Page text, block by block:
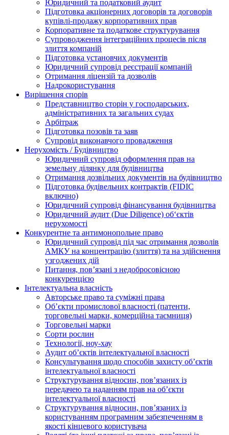
Юридичний та податковий аудит
Підготовка акціонерних договорів та договорів
купівлі-продажу корпоративних прав
Корпоративне та податкове структурування
Супроводження інтеграційних процесів після
злиття компаній
Підготовка установчих документів
Юридичний супровід реєстрації компаній
Отримання ліцензій та дозволів
Надрокористування
Вирішення спорів
Представництво сторін у господарських,
адміністративних та загальних судах
Арбітраж
Підготовка позовів та заяв
Супровід виконавчого провадження
Нерухомість / Будівництво
Юридичний супровід оформлення прав на
земельну ділянку для будівництва
Отримання дозвільних документів на будівництво
Підготовка будівельних контрактів (FIDIC
включно)
Юридичний супровід фінансування будівництва
Юридичний аудит (Due Diligence) об‘єктів
нерухомості
Конкурентне та антимонопольне право
Юридичний супровід під час отримання дозволів
АМКУ на концентрацію (злиття) та на здійснення
узгоджених дій
Питання, пов’язані з недобросовісною
конкуренцією
Інтелектуальна власність
Авторське право та суміжні права
Oб’єкти промислової власності (патенти,
торговельні марки, комерційна таємниця)
Торговельні марки
Сорти рослин
Технології, ноу-хау
Аудит об’єктів інтелектуальної власності
Консультування щодо способів захисту об’єктів
інтелектуальної власності
Структурування відносин, пов’язаних із
передачею та наданням прав на об’єкти
інтелектуальної власності
Структурування відносин, пов’язаних із
користуванням програмним забезпеченням в
якості кінцевого користувача